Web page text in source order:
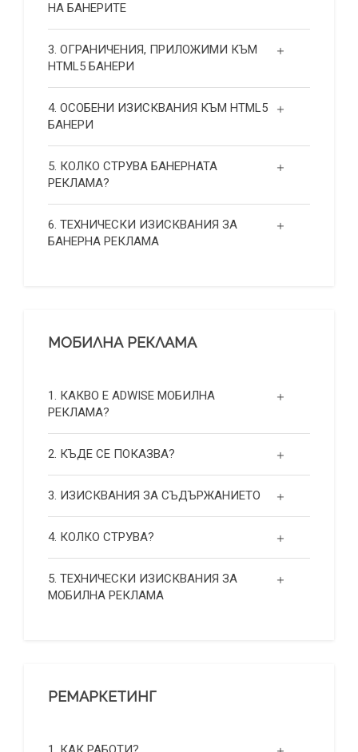
НА БАНЕРИТЕ
3. ОГРАНИЧЕНИЯ, ПРИЛОЖИМИ КЪМ
HTML5 БАНЕРИ
4. ОСОБЕНИ ИЗИСКВАНИЯ КЪМ HTML5
БАНЕРИ
5. КОЛКО СТРУВА БАНЕРНАТА
РЕКЛАМА?
6. ТЕХНИЧЕСКИ ИЗИСКВАНИЯ ЗА
БАНЕРНА РЕКЛАМА
МОБИЛНА РЕКЛАМА
1. КАКВО Е ADWISE МОБИЛНА
РЕКЛАМА?
2. КЪДЕ СЕ ПОКАЗВА?
3. ИЗИСКВАНИЯ ЗА СЪДЪРЖАНИЕТО
4. КОЛКО СТРУВА?
5. ТЕХНИЧЕСКИ ИЗИСКВАНИЯ ЗА
МОБИЛНА РЕКЛАМА
РЕМАРКЕТИНГ